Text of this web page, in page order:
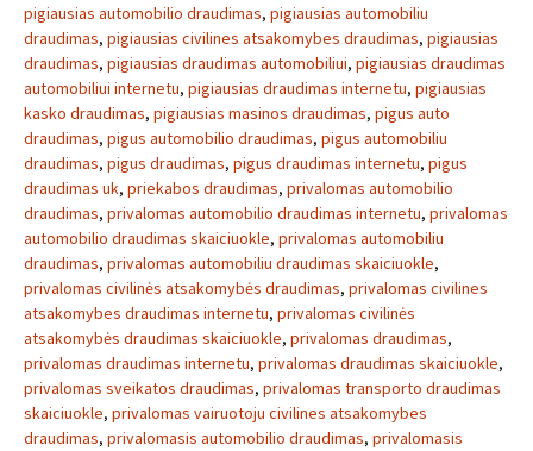
pigiausias automobilio draudimas, pigiausias automobiliu
draudimas, pigiausias civilines atsakomybes draudimas, pigiausias
draudimas, pigiausias draudimas automobiliui, pigiausias draudimas
automobiliui internetu, pigiausias draudimas internetu, pigiausias
kasko draudimas, pigiausias masinos draudimas, pigus auto
draudimas, pigus automobilio draudimas, pigus automobiliu
draudimas, pigus draudimas, pigus draudimas internetu, pigus
draudimas uk, priekabos draudimas, privalomas automobilio
draudimas, privalomas automobilio draudimas internetu, privalomas
automobilio draudimas skaiciuokle, privalomas automobiliu
draudimas, privalomas automobiliu draudimas skaiciuokle,
privalomas civilinės atsakomybės draudimas, privalomas civilines
atsakomybes draudimas internetu, privalomas civilinės
atsakomybės draudimas skaiciuokle, privalomas draudimas,
privalomas draudimas internetu, privalomas draudimas skaiciuokle,
privalomas sveikatos draudimas, privalomas transporto draudimas
skaiciuokle, privalomas vairuotoju civilines atsakomybes
draudimas, privalomasis automobilio draudimas, privalomasis